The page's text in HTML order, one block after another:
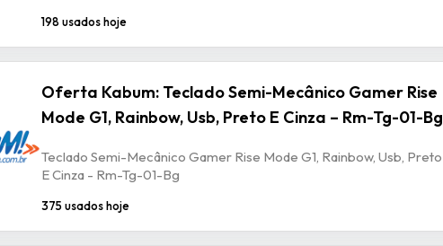
198 usados hoje
Oferta Kabum: Teclado Semi-Mecânico Gamer Rise
Mode G1, Rainbow, Usb, Preto E Cinza – Rm-Tg-01-Bg
Teclado Semi-Mecânico Gamer Rise Mode G1, Rainbow, Usb, Preto
E Cinza - Rm-Tg-01-Bg
375 usados hoje